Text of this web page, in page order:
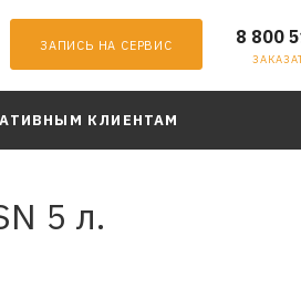
ЗАПИСЬ НА СЕРВИС 8 800
КЛИЕНТАМ
5 л.